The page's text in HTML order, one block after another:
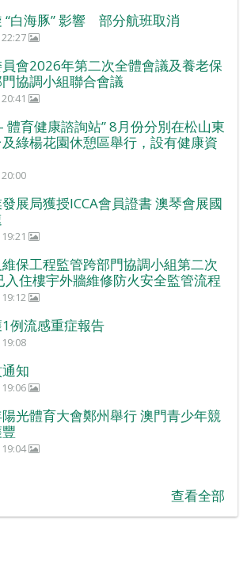
“白海豚” 影響 部分航班取消
會2026年第二次全體會議及養老保
協調小組聯合會議
體育健康諮詢站” 8月份分別在松山東
綠楊花園休憩區舉行，設有健康資
展局獲授ICCA會員證書 澳琴會展國
保工程監管跨部門協調小組第二次
入住樓宇外牆維修防火安全監管流程
例流感重症報告
知
光體育大會鄭州舉行 澳門青少年競
查看全部